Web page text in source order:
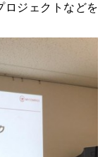
ロジェクトなどを